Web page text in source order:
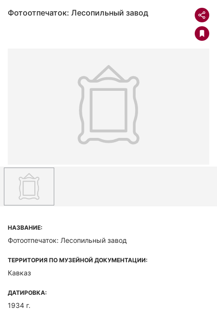
Фотоотпечаток: Лесопильный завод
НАЗВАНИЕ:
Фотоотпечаток: Лесопильный завод
ТЕРРИТОРИЯ ПО МУЗЕЙНОЙ ДОКУМЕНТАЦИИ:
Кавказ
ДАТИРОВКА:
1934 г.